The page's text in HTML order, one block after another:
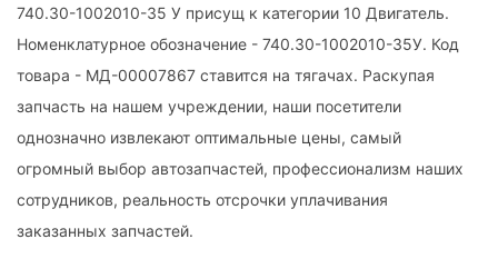
740.30-1002010-35 У присущ к категории 10 Двигатель.
Номенклатурное обозначение - 740.30-1002010-35У. Код
товара - МД-00007867 ставится на тягачах. Раскупая
запчасть на нашем учреждении, наши посетители
однозначно извлекают оптимальные цены, самый
огромный выбор автозапчастей, профессионализм наших
сотрудников, реальность отсрочки уплачивания
заказанных запчастей.